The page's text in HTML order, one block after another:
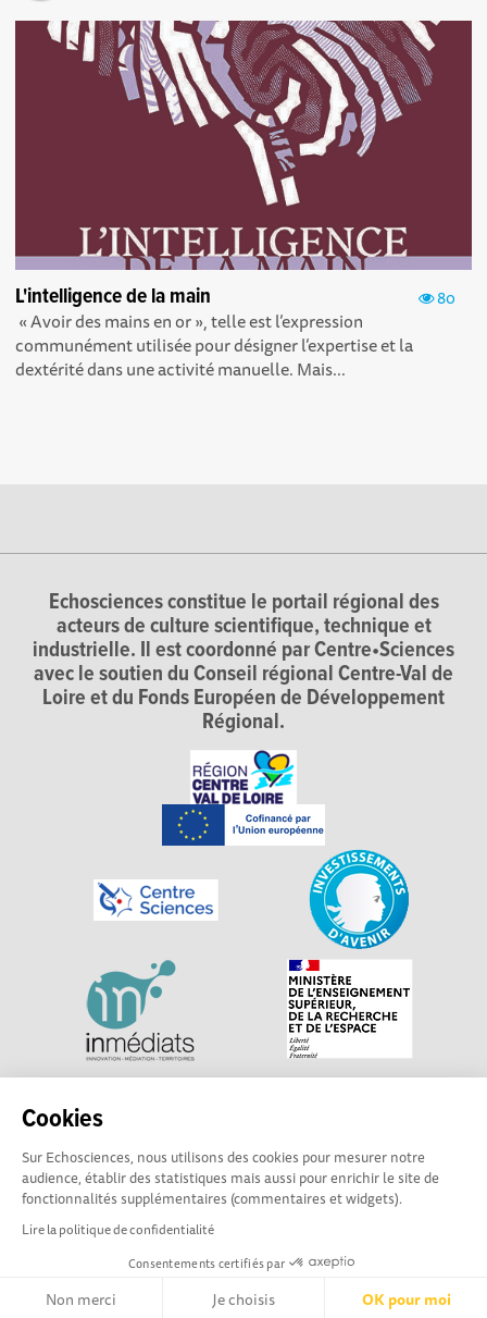
Cookies
Sur Echosciences, nous utilisons des cookies pour mesurer notre
audience, établir des statistiques mais aussi pour enrichir le site de
fonctionnalités supplémentaires (commentaires et widgets).
Lire la politique de confidentialité
Consentements certifiés par
Non merci Je choisis OK pour moi
80
L'intelligence de la main
« Avoir des mains en or », telle est l’expression
communément utilisée pour désigner l’expertise et la
dextérité dans une activité manuelle. Mais...
Echosciences constitue le portail régional des
acteurs de culture scientifique, technique et
industrielle. Il est coordonné par Centre•Sciences
avec le soutien du Conseil régional Centre-Val de
Loire et du Fonds Européen de Développement
Régional.
Explorer, s’exprimer, rentrer en contact : Echosciences
sciences et de technologies du territoire. Propulsé par
Centre•Sciences/ Contact : echosciences@centre-
sciences.fr
Mentions légales|Politique de confidentialité
Ligne éditoriale